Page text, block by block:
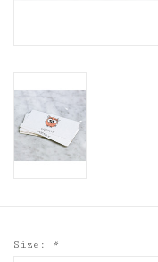
Size: *